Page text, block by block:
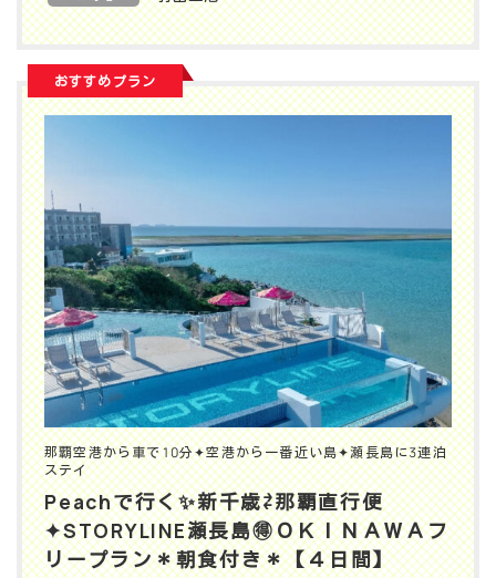
おすすめプラン
那覇空港から車で10分✦空港から一番近い島✦瀬長島に3連泊
ステイ
Peachで行く✨️新千歳⇄那覇直行便
✦STORYLINE瀬長島🉐ＯＫＩＮＡＷＡフ
リープラン＊朝食付き＊【４日間】